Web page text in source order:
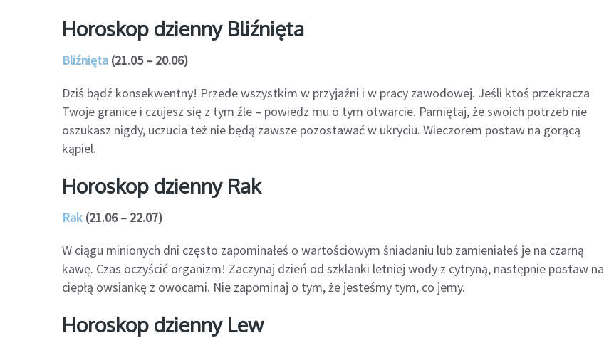
Horoskop dzienny Bliźnięta
Bliźnięta (21.05 – 20.06)
Dziś bądź konsekwentny! Przede wszystkim w przyjaźni i w pracy zawodowej. Jeśli ktoś przekracza
Twoje granice i czujesz się z tym źle – powiedz mu o tym otwarcie. Pamiętaj, że swoich potrzeb nie
oszukasz nigdy, uczucia też nie będą zawsze pozostawać w ukryciu. Wieczorem postaw na gorącą
kąpiel.
Horoskop dzienny Rak
Rak (21.06 – 22.07)
W ciągu minionych dni często zapominałeś o wartościowym śniadaniu lub zamieniałeś je na czarną
kawę. Czas oczyścić organizm! Zaczynaj dzień od szklanki letniej wody z cytryną, następnie postaw na
ciepłą owsiankę z owocami. Nie zapominaj o tym, że jesteśmy tym, co jemy.
Horoskop dzienny Lew